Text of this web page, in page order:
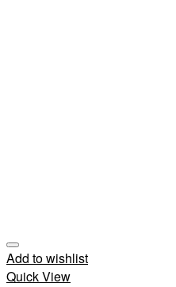
Add to wishlist
Quick View